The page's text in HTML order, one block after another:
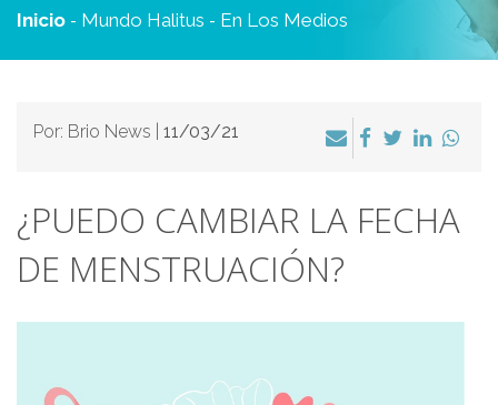
Inicio - Mundo Halitus - En Los Medios
Por: Brio News | 11/03/21
¿PUEDO CAMBIAR LA FECHA
DE MENSTRUACIÓN?